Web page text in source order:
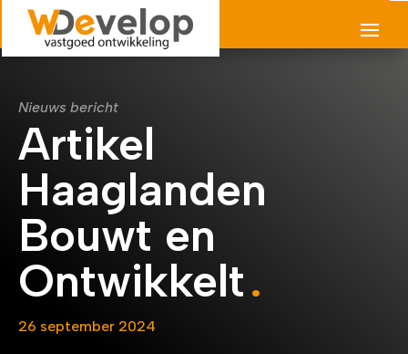
Nieuws bericht
Artikel
Haaglanden
Bouwt en
Ontwikkelt
26 september 2024